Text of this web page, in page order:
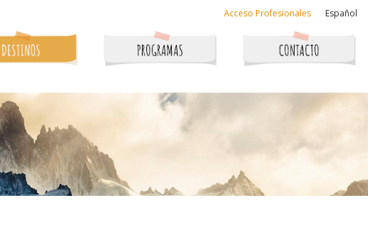
Acceso Profesionales Español